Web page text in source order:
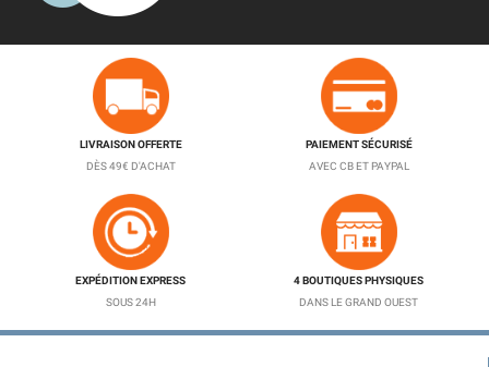
LIVRAISON OFFERTE
DÈS 49€ D'ACHAT
PAIEMENT SÉCURISÉ
AVEC CB ET PAYPAL
EXPÉDITION EXPRESS
SOUS 24H
4 BOUTIQUES PHYSIQUES
DANS LE GRAND OUEST